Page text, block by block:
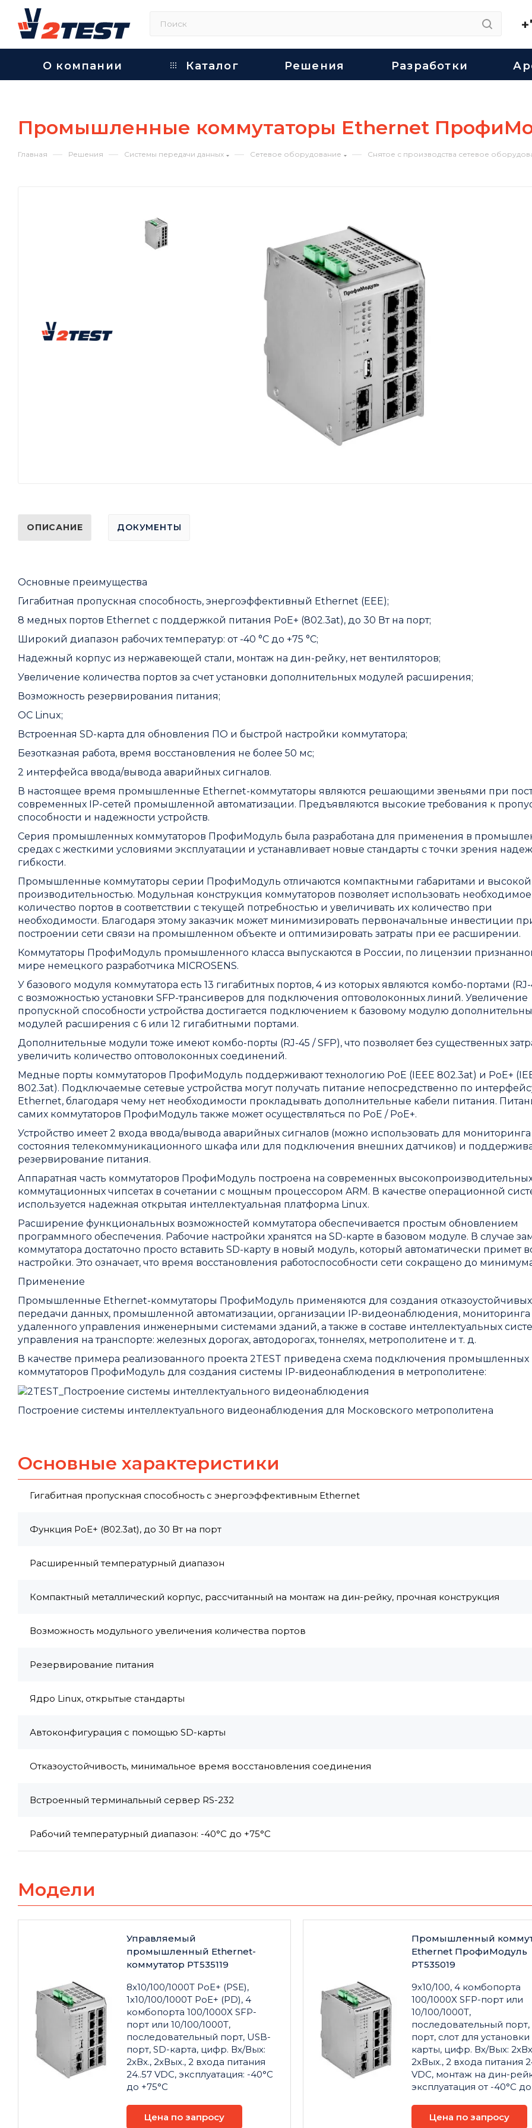
О компании Каталог Решения Разработки
Промышленные коммутаторы Ethernet
Главная — Решения — Системы передачи данных — Сетевое оборудование — Снятое с производства сетевое
ОПИСАНИЕ ДОКУМЕНТЫ
Основные преимущества
Гигабитная пропускная способность, энергоэффективный Ethernet (EEE);
8 медных портов Ethernet с поддержкой питания РоЕ+ (802.3at), до 30 Вт на порт;
Широкий диапазон рабочих температур: от -40 °C до +75 °C;
Надежный корпус из нержавеющей стали, монтаж на дин-рейку, нет вентиляторов;
Увеличение количества портов за счет установки дополнительных модулей расширения;
Возможность резервирования питания;
ОС Linux;
Встроенная SD-карта для обновления ПО и быстрой настройки коммутатора;
Безотказная работа, время восстановления не более 50 мс;
2 интерфейса ввода/вывода аварийных сигналов.
В настоящее время промышленные Ethernet-коммутаторы являются решающими звеньями при
современных IP-сетей промышленной автоматизации. Предъявляются высокие требования к
способности и надежности устройств.
Серия промышленных коммутаторов ПрофиМодуль была разработана для применения в
средах с жесткими условиями эксплуатации и устанавливает новые стандарты с точки зрения
гибкости.
Промышленные коммутаторы серии ПрофиМодуль отличаются компактными габаритами и высокой
производительностью. Модульная конструкция коммутаторов позволяет использовать необходимое
количество портов в соответствии с текущей потребностью и увеличивать их количество при
необходимости. Благодаря этому заказчик может минимизировать первоначальные инвестиции
построении сети связи на промышленном объекте и оптимизировать затраты при ее расширении.
Коммутаторы ПрофиМодуль промышленного класса выпускаются в России, по лицензии
мире немецкого разработчика MICROSENS.
У базового модуля коммутатора есть 13 гигабитных портов, 4 из которых являются комбо-портами (RJ-
с возможностью установки SFP-трансиверов для подключения оптоволоконных линий. Увеличение
пропускной способности устройства достигается подключением к базовому модулю
модулей расширения с 6 или 12 гигабитными портами.
Дополнительные модули тоже имеют комбо-порты (RJ-45 / SFP), что позволяет без существенных
увеличить количество оптоволоконных соединений.
Медные порты коммутаторов ПрофиМодуль поддерживают технологию PoE (IEEE 802.3at) и PoE+
802.3at). Подключаемые сетевые устройства могут получать питание непосредственно по
Ethernet, благодаря чему нет необходимости прокладывать дополнительные кабели питания.
самих коммутаторов ПрофиМодуль также может осуществляться по PoE / PoE+.
Устройство имеет 2 входа ввода/вывода аварийных сигналов (можно использовать для мониторинга
состояния телекоммуникационного шкафа или для подключения внешних датчиков) и
резервирование питания.
Аппаратная часть коммутаторов ПрофиМодуль построена на современных
коммутационных чипсетах в сочетании с мощным процессором ARM. В качестве операционной
используется надежная открытая интеллектуальная платформа Linux.
Расширение функциональных возможностей коммутатора обеспечивается простым обновлением
программного обеспечения. Рабочие настройки хранятся на SD-карте в базовом модуле. В случае
коммутатора достаточно просто вставить SD-карту в новый модуль, который автоматически примет
настройки. Это означает, что время восстановления работоспособности сети сокращено до
Применение
Промышленные Ethernet-коммутаторы ПрофиМодуль применяются для создания отказоустойчивых
передачи данных, промышленной автоматизации, организации IP-видеонаблюдения, мониторинга
удаленного управления инженерными системами зданий, а также в составе интеллектуальных
управления на транспорте: железных дорогах, автодорогах, тоннелях, метрополитене и т. д.
В качестве примера реализованного проекта 2TEST приведена схема подключения промышленных
коммутаторов ПрофиМодуль для создания системы IP-видеонаблюдения в метрополитене:
Построение системы интеллектуального видеонаблюдения для Московского метрополитена
Основные характеристики
Гигабитная пропускная способность с энергоэффективным Ethernet
Функция PoE+ (802.3at), до 30 Вт на порт
Расширенный температурный диапазон
Компактный металлический корпус, рассчитанный на монтаж на дин-рейку, прочная конструкция
Возможность модульного увеличения количества портов
Резервирование питания
Ядро Linux, открытые стандарты
Автоконфигурация с помощью SD-карты
Отказоустойчивость, минимальное время восстановления соединения
Встроенный терминальный сервер RS-232
Рабочий температурный диапазон: -40°С до +75°С
Модели
Управляемый
промышленный Ethernet-
коммутатор PT535119
8x10/100/1000T PoE+ (PSE),
1x10/100/1000T PoE+ (PD), 4
комбопорта 100/1000X SFP-
порт или 10/100/1000T,
последовательный порт, USB-
порт, SD-карта, цифр. Вх/Вых:
2xВх., 2xВых., 2 входа питания
24..57 VDC, эксплуатация: -40°С
до +75°С
Цена по запросу
Промышленный
Ethernet ПрофиМодуль
PT535019
9x10/100, 4 комбопорта
100/1000X SFP-порт или
10/100/1000T,
последовательный порт,
порт, слот для установки
карты, цифр. Вх/Вых:
2xВых., 2 входа питания
VDC, монтаж на дин-
эксплуатация от -40°С
Цена по запросу